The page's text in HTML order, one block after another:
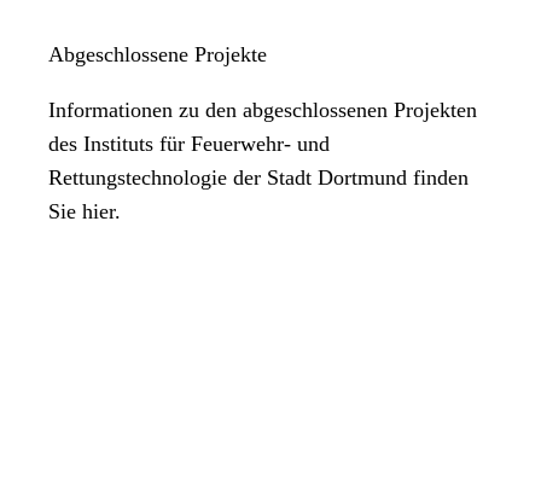
Abgeschlossene Projekte
Informationen zu den abgeschlossenen Projekten
des Instituts für Feuerwehr- und
Rettungstechnologie der Stadt Dortmund finden
Sie hier.